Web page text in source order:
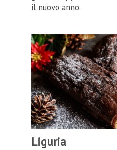
il nuovo anno.
Liguria